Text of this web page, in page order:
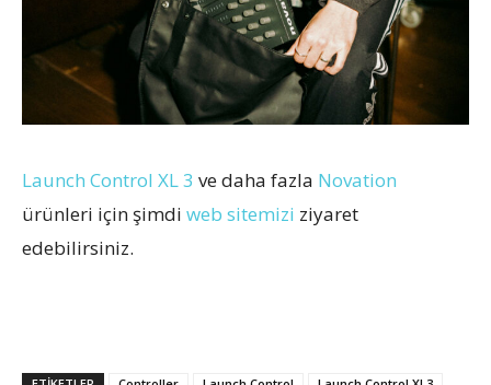
Launch Control XL 3 ve daha fazla Novation
ürünleri için şimdi web sitemizi ziyaret
edebilirsiniz.